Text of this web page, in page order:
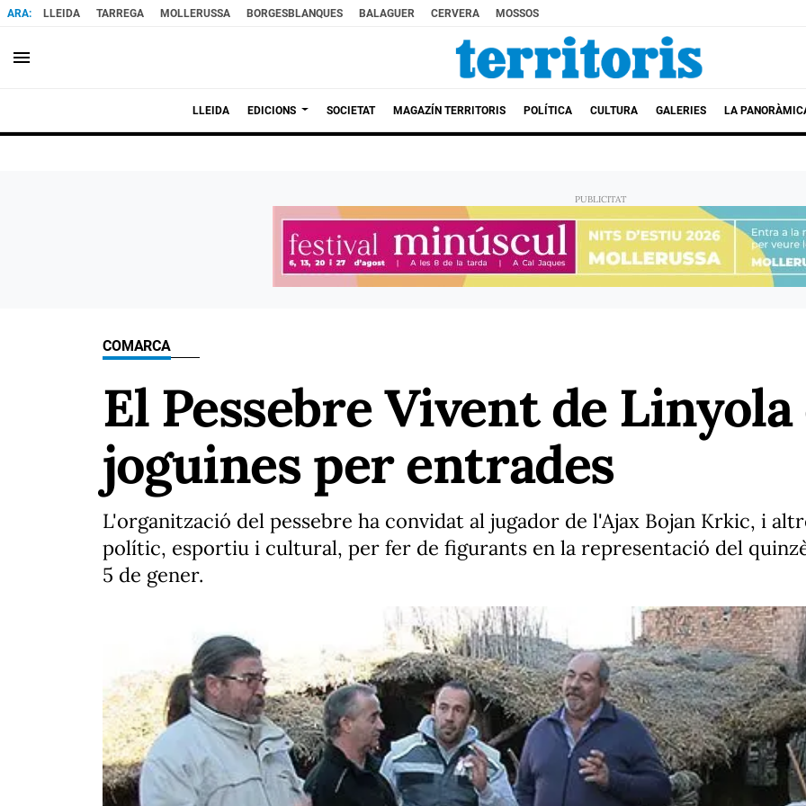
LLEIDA TARREGA MOLLERUSSA BORGESBLANQUES BALAGUER CERVERA MOSSOS
menu
LLEIDA EDICIONS SOCIETAT MAGAZÍN TERRITORIS POLÍTICA CULTURA GALERIES LA
COMARCA
El Pessebre Vivent de
joguines per entrades
L'organització del pessebre ha convidat al jugador de l'Ajax Bojan Krkic, i
polític, esportiu i cultural, per fer de figurants en la representació del
5 de gener.